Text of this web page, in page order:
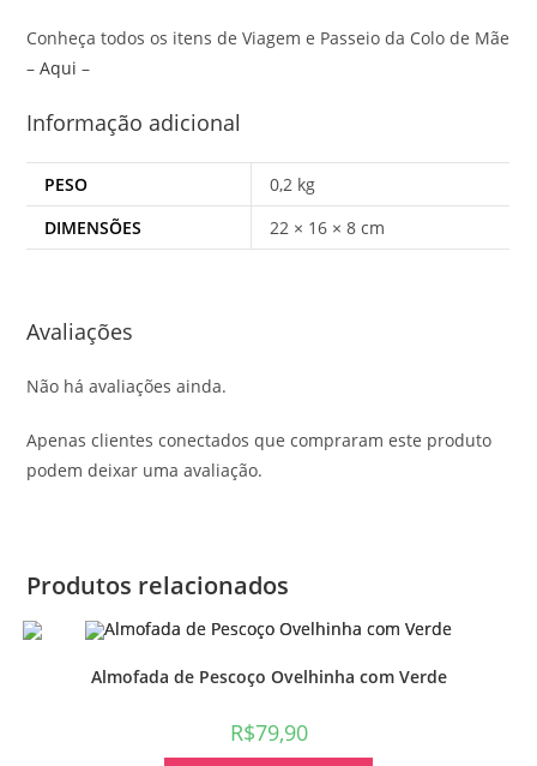
Conheça todos os itens de Viagem e Passeio da Colo de Mãe
–Aqui –
Informação adicional
PESO
0,2 kg
DIMENSÕES
22 × 16 × 8 cm
Avaliações
Não há avaliações ainda.
Apenas clientes conectados que compraram este produto
podem deixar uma avaliação.
Produtos relacionados
Almofada de Pescoço Ovelhinha com Verde
R$79,90